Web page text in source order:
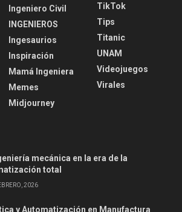
Ingeniero Civil
INGENIEROS
Ingesaurios
Inspiración
Mamá Ingeniera
Memes
Midjourney
TikTok
Tips
Titanic
UNAM
Videojuegos
Virales
mecánica en la era de la
total
2026
y Automatización en Manufactura